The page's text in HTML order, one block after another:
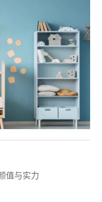
值与实力